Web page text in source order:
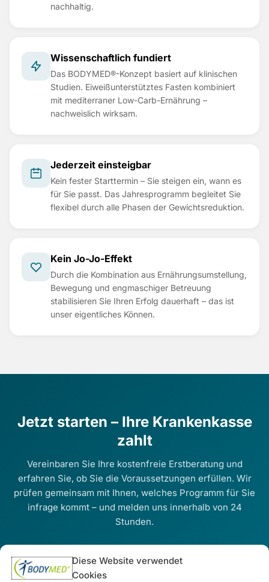
Diese Website verwendet
Cookies
nachhaltig.
Wissenschaftlich fundiert
Das BODYMED®-Konzept basiert auf klinischen
Studien. Eiweißunterstütztes Fasten kombiniert
mit mediterraner Low-Carb-Ernährung –
nachweislich wirksam.
Jederzeit einsteigbar
Kein fester Starttermin – Sie steigen ein, wann es
für Sie passt. Das Jahresprogramm begleitet Sie
flexibel durch alle Phasen der Gewichtsreduktion.
Kein Jo-Jo-Effekt
Durch die Kombination aus Ernährungsumstellung,
Bewegung und engmaschiger Betreuung
stabilisieren Sie Ihren Erfolg dauerhaft – das ist
unser eigentliches Können.
Jetzt starten – Ihre Krankenkasse
zahlt
Vereinbaren Sie Ihre kostenfreie Erstberatung und
erfahren Sie, ob Sie die Voraussetzungen erfüllen. Wir
prüfen gemeinsam mit Ihnen, welches Programm für Sie
infrage kommt – und melden uns innerhalb von 24
Stunden.
Kostenfreie Erstberatung vereinbaren ›